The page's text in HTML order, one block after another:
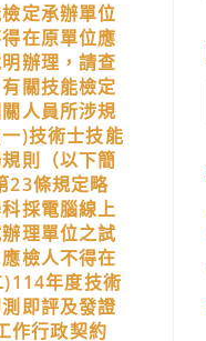
定承辦單位
在原單位應
辦理，請查
關技能檢定
人員所涉規
)技術士技能
則（以下簡
23條規定略
採電腦線上
理單位之試
檢人不得在
年度技術
即評及發證
作行政契約